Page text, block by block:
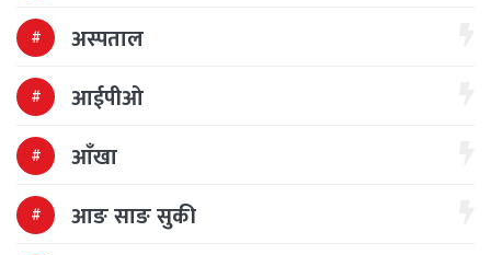
अस्पताल
आईपीओ
आँखा
आङ साङ सुकी